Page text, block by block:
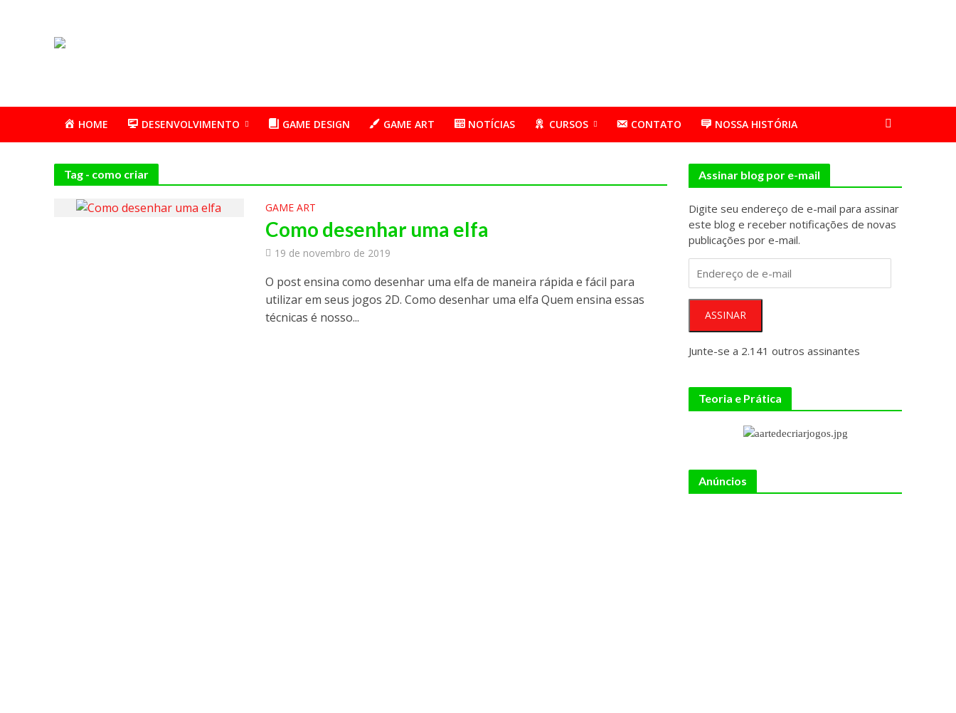
HOME DESENVOLVIMENTO GAME DESIGN GAME ART NOTÍCIAS CURSOS CONTATO NOSSA HISTÓRIA
Tag - como criar
GAME ART
Como desenhar uma elfa
19 de novembro de 2019
O post ensina como desenhar uma elfa de maneira rápida e fácil para
utilizar em seus jogos 2D. Como desenhar uma elfa Quem ensina essas
técnicas é nosso...
Assinar blog por e-mail
Digite seu endereço de e-mail para assinar
este blog e receber notificações de novas
publicações por e-mail.
de
e-
mailASSINAR
Junte-se a 2.141 outros assinantes
Teoria e Prática
Anúncios